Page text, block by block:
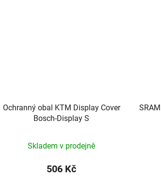
Ochranný obal KTM Display Cover
Bosch-Display S
Skladem v prodejně
506 Kč